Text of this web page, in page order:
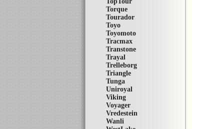
Torque
Tourador
Toyo
Toyomoto
Tracmax
Transtone
Trayal
Trelleborg
Triangle
Tunga
Uniroyal
Viking
Voyager
Vredestein
Wanli